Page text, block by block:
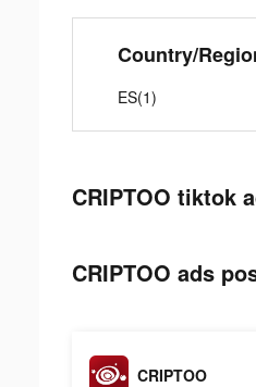
Country/
ES(1)
CRIPTOO tiktok
CRIPTOO ads
CRIPTOO